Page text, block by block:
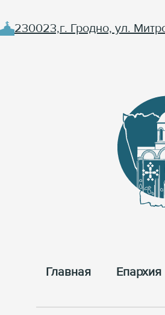
230023,г. Гродно, ул.
Главная Епархия